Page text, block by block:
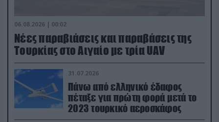
06.08.2026 | 00:02
Νέες παραβιάσεις και παραβάσεις της
Τουρκίας στο Αιγαίο με τρία UAV
31.07.2026
Πάνω από ελληνικό έδαφος
πέταξε για πρώτη φορά μετά το
2023 τουρκικό αεροσκάφος